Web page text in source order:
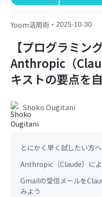
Yoom活用術 ・2025-10-30
【プログラミン
Anthropic（
キストの要点を
Shoko Ougitani
とにかく早く試したい方へ
Anthropic（Claude）に
Gmailの受信メールを
みよう